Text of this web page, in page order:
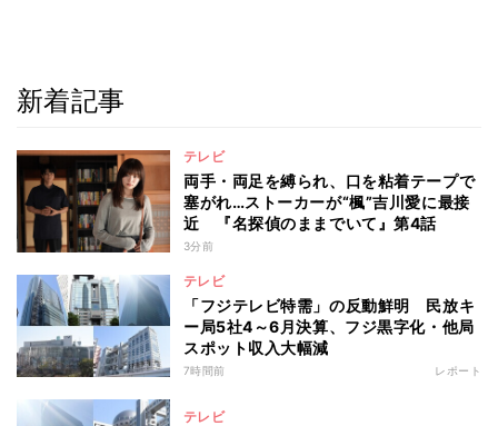
新着記事
テレビ
両手・両足を縛られ、口を粘着テープで
塞がれ…ストーカーが“楓”吉川愛に最接
近 『名探偵のままでいて』第4話
3分前
テレビ
「フジテレビ特需」の反動鮮明 民放キ
ー局5社4～6月決算、フジ黒字化・他局
スポット収入大幅減
7時間前 レポート
テレビ